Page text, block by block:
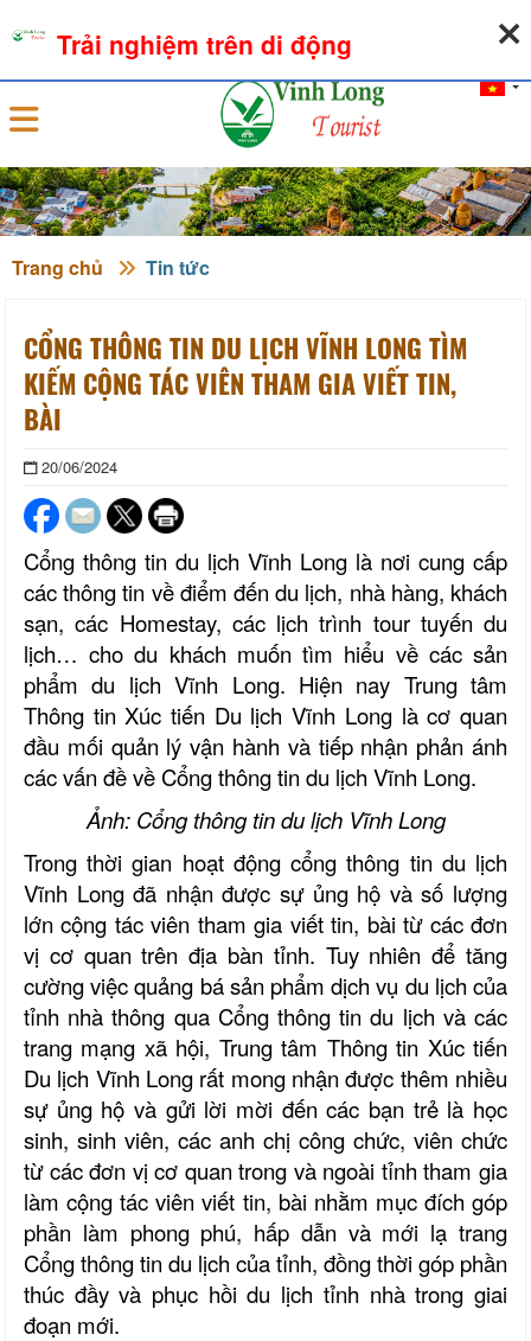
Đăng nhập
Trang chủ Tin tức
CỔNG THÔNG TIN DU LỊCH VĨNH LONG TÌM
KIẾM CỘNG TÁC VIÊN THAM GIA VIẾT TIN,
BÀI
20/06/2024
Cổng thông tin du lịch Vĩnh Long là nơi cung cấp
các thông tin về điểm đến du lịch, nhà hàng, khách
sạn, các Homestay, các lịch trình tour tuyến du
lịch… cho du khách muốn tìm hiểu về các sản
phẩm du lịch Vĩnh Long. Hiện nay Trung tâm
Thông tin Xúc tiến Du lịch Vĩnh Long là cơ quan
đầu mối quản lý vận hành và tiếp nhận phản ánh
các vấn đề về Cổng thông tin du lịch Vĩnh Long.
Ảnh: Cổng thông tin du lịch Vĩnh Long
Trong thời gian hoạt động cổng thông tin du lịch
Vĩnh Long đã nhận được sự ủng hộ và số lượng
lớn cộng tác viên tham gia viết tin, bài từ các đơn
vị cơ quan trên địa bàn tỉnh. Tuy nhiên để tăng
cường việc quảng bá sản phẩm dịch vụ du lịch của
tỉnh nhà thông qua Cổng thông tin du lịch và các
trang mạng xã hội, Trung tâm Thông tin Xúc tiến
Du lịch Vĩnh Long rất mong nhận được thêm nhiều
sự ủng hộ và gửi lời mời đến các bạn trẻ là học
sinh, sinh viên, các anh chị công chức, viên chức
từ các đơn vị cơ quan trong và ngoài tỉnh tham gia
làm cộng tác viên viết tin, bài nhằm mục đích góp
phần làm phong phú, hấp dẫn và mới lạ trang
Cổng thông tin du lịch của tỉnh, đồng thời góp phần
thúc đầy và phục hồi du lịch tỉnh nhà trong giai
đoạn mới.
Trải nghiệm trên di động